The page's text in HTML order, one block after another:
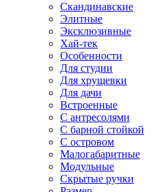
Скандинавские
Элитные
Эксклюзивные
Хай-тек
Особенности
Для студии
Для хрущевки
Для дачи
Встроенные
С антресолями
С барной стойкой
С островом
Малогабаритные
Модульные
Скрытые ручки